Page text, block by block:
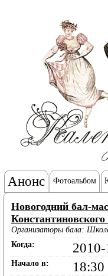
Анонс Фотоальбом
Новогодний бал-
Организаторы бала:
Когда:
Начало в: 18:30